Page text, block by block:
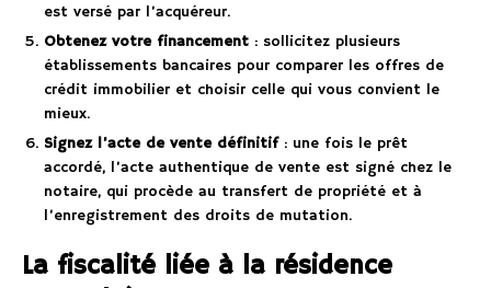
est versé par l’acquéreur.
Obtenez votre financement : sollicitez plusieurs
établissements bancaires pour comparer les offres de
crédit immobilier et choisir celle qui vous convient le
mieux.
Signez l’acte de vente définitif: une fois le prêt
accordé, l’acte authentique de vente est signé chez le
notaire, qui procède au transfert de propriété et à
l’enregistrement des droits de mutation.
La fiscalité liée à la résidence